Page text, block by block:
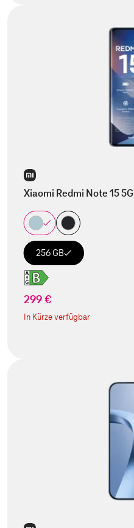
Xiaomi Redmi Note 15 5G
256 GB
299 €
In Kürze verfügbar